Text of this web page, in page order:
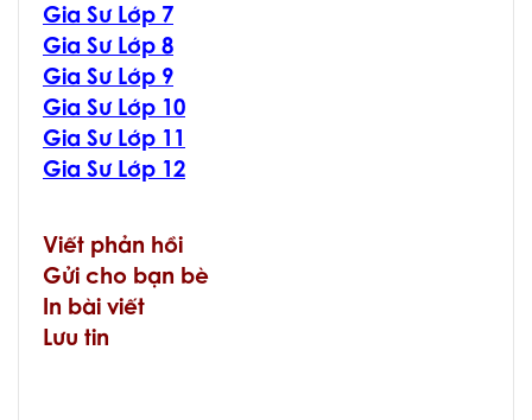
Gia Sư Lớp 7
Gia Sư Lớp 8
Gia Sư Lớp 9
Gia Sư Lớp 10
Gia Sư Lớp 11
Gia Sư Lớp 12
Viết phản hồi
Gửi cho bạn bè
In bài viết
Lưu tin